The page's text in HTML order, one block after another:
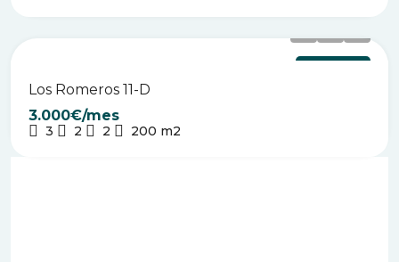
LOS ROMEROS
Los Romeros 11-D
3.000€/mes
3 2 2 200 m2